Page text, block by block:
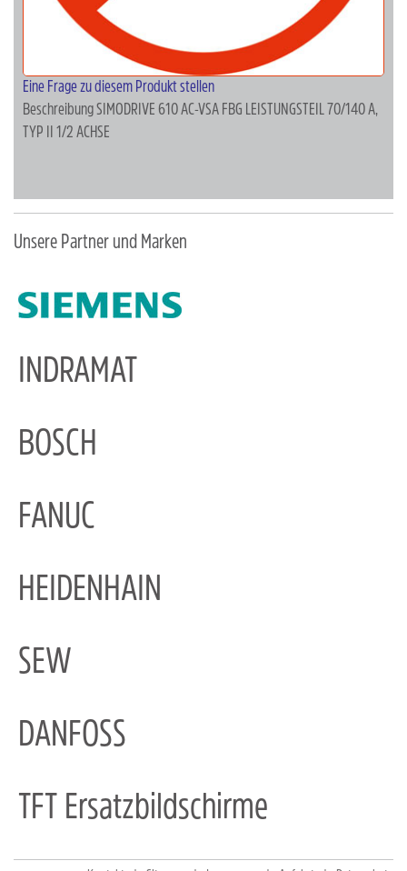
Eine Frage zu diesem Produkt stellen
BeschreibungSIMODRIVE 610 AC-VSA FBG LEISTUNGSTEIL 70/140 A,
TYP II 1/2 ACHSE
Unsere Partner und Marken
INDRAMAT
BOSCH
FANUC
HEIDENHAIN
SEW
DANFOSS
TFT Ersatzbildschirme